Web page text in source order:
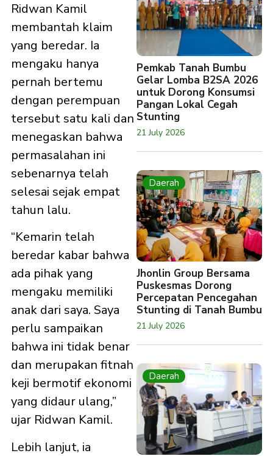
Ridwan Kamil
membantah klaim
yang beredar. Ia
mengaku hanya
pernah bertemu
dengan perempuan
tersebut satu kali dan
menegaskan bahwa
permasalahan ini
sebenarnya telah
selesai sejak empat
tahun lalu.
“Kemarin telah
beredar kabar bahwa
ada pihak yang
mengaku memiliki
anak dari saya. Saya
perlu sampaikan
bahwa ini tidak benar
dan merupakan fitnah
keji bermotif ekonomi
yang didaur ulang,”
ujar Ridwan Kamil.
Lebih lanjut, ia
Pemkab Tanah Bumbu
Gelar Lomba B2SA 2026
untuk Dorong Konsumsi
Pangan Lokal Cegah
Stunting
21 July 2026
Daerah
Jhonlin Group Bersama
Puskesmas Dorong
Percepatan Pencegahan
Stunting di Tanah Bumbu
21 July 2026
Daerah